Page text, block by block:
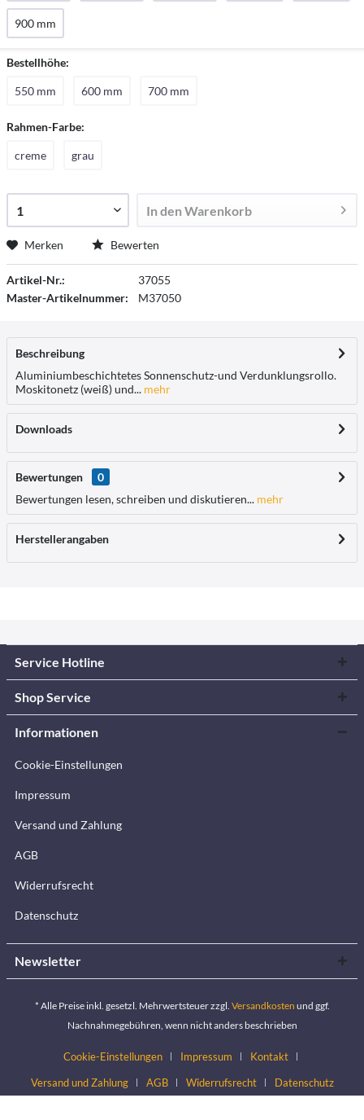
900 mm
Bestellhöhe:
550 mm 600 mm 700 mm
Rahmen-Farbe:
creme grau
In den Warenkorb
Merken Bewerten
Artikel-Nr.:
37055
Master-Artikelnummer:
M37050
Beschreibung
Aluminiumbeschichtetes Sonnenschutz-und Verdunklungsrollo.
Moskitonetz (weiß) und... mehr
Downloads
Bewertungen
0
Bewertungen lesen, schreiben und diskutieren... mehr
Herstellerangaben
Service Hotline
Shop Service
Informationen
Cookie-Einstellungen
Impressum
Versand und Zahlung
AGB
Widerrufsrecht
Datenschutz
Newsletter
* Alle Preise inkl. gesetzl. Mehrwertsteuer zzgl. Versandkosten und ggf.
Nachnahmegebühren, wenn nicht anders beschrieben
Cookie-Einstellungen Impressum
Kontakt
Versand und Zahlung
AGB Widerrufsrecht Datenschutz